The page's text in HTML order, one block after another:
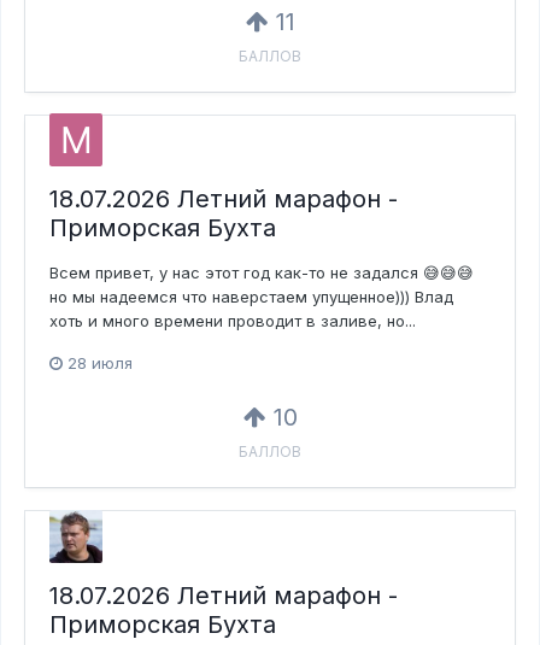
11
БАЛЛОВ
18.07.2026 Летний марафон -
Приморская Бухта
Всем привет, у нас этот год как-то не задался 😅😅😅
но мы надеемся что наверстаем упущенное))) Влад
хоть и много времени проводит в заливе, но...
28 июля
10
БАЛЛОВ
18.07.2026 Летний марафон -
Приморская Бухта